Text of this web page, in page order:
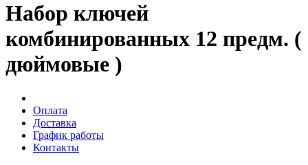
Набор ключей
комбинированных 12 предм. (
дюймовые )
Оплата
Доставка
График работы
Контакты